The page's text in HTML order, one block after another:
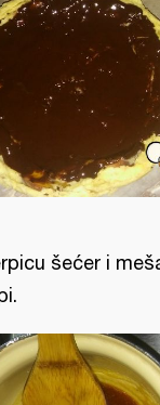
šećer i